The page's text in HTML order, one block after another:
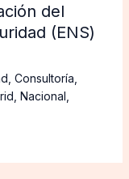
del
(ENS)
Consultoría
Nacional